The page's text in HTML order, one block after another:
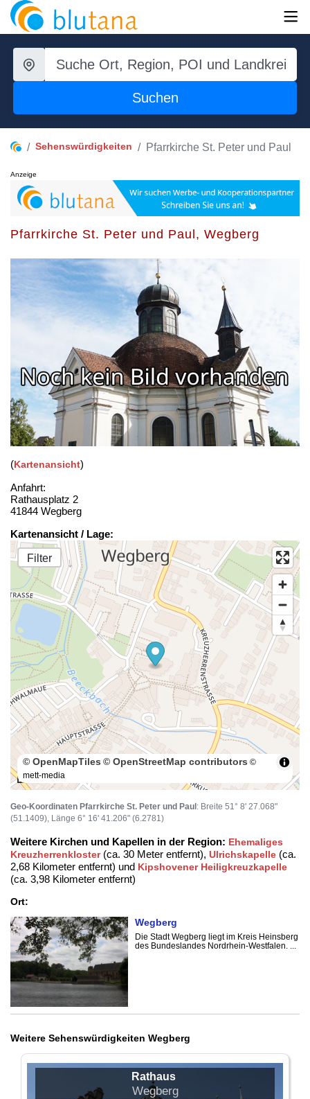
Suchen
Sehenswürdigkeiten Pfarrkirche St. Peter und Paul
Anzeige
Pfarrkirche St. Peter und Paul, Wegberg
(Kartenansicht)
Anfahrt:
Rathausplatz 2
41844 Wegberg
Kartenansicht / Lage:
Filter
100 m
© OpenMapTiles © OpenStreetMap contributors ©
mett-media
Geo-Koordinaten Pfarrkirche St. Peter und Paul : Breite 51° 8' 27.068"
(51.1409), Länge 6° 16' 41.206" (6.2781)
Weitere Kirchen und Kapellen in der Region: Ehemaliges
Kreuzherrenkloster(ca. 30 Meter entfernt), Ulrichskapelle (ca.
2,68 Kilometer entfernt) und Kipshovener Heiligkreuzkapelle
(ca. 3,98 Kilometer entfernt)
Ort:
Wegberg
Die Stadt Wegberg liegt im Kreis Heinsberg
des Bundeslandes Nordrhein-Westfalen. ...
Weitere Sehenswürdigkeiten Wegberg
Rathaus
Wegberg